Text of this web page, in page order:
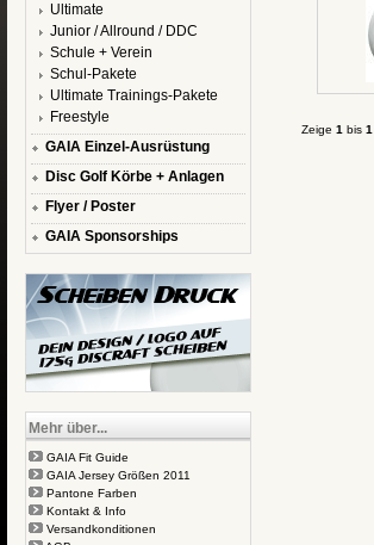
Ultimate
Junior / Allround / DDC
Schule + Verein
Schul-Pakete
Ultimate Trainings-Pakete
Freestyle
GAIA Einzel-Ausrüstung
Disc Golf Körbe + Anlagen
Flyer / Poster
GAIA Sponsorships
Mehr über...
GAIA Fit Guide
GAIA Jersey Größen 2011
Pantone Farben
Kontakt & Info
Versandkonditionen
Zeige 1 bis 1